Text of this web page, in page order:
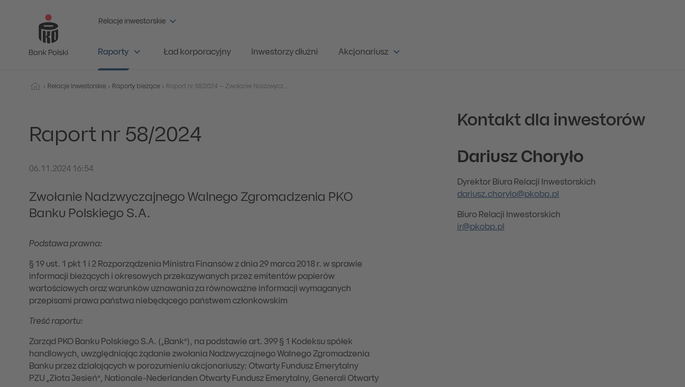
Relacje inwestorskie
Raporty Ład korporacyjny Inwestorzy dłużni Akcjonariusz
Relacje Inwestorskie Raporty bieżące
Raport nr 58/2024
06.11.2024 16:54
Zwołanie Nadzwyczajnego Walnego Zgromadzenia PKO
Banku Polskiego S.A.
Podstawa prawna:
§ 19 ust. 1 pkt 1 i 2 Rozporządzenia Ministra Finansów z dnia 29 marca 2018 r. w sprawie
informacji bieżących i okresowych przekazywanych przez emitentów papierów
wartościowych oraz warunków uznawania za równoważne informacji wymaganych
przepisami prawa państwa niebędącego państwem członkowskim
Treść raportu:
Zarząd PKO Banku Polskiego S.A. („Bank”), na podstawie art. 399 § 1 Kodeksu spółek
handlowych, uwzględniając żądanie zwołania Nadzwyczajnego Walnego Zgromadzenia
Banku przez działających w porozumieniu akcjonariuszy: Otwarty Fundusz Emerytalny
PZU „Złota Jesień”, Nationale-Nederlanden Otwarty Fundusz Emerytalny, Generali Otwarty
Kontakt dla inwestorów
Dariusz Choryło
Dyrektor Biura Relacji Inwestorskich
dariusz.chorylo@pkobp.pl
Biuro Relacji Inwestorskich
ir@pkobp.pl